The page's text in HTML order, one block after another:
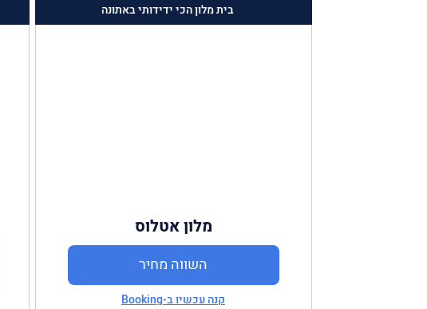
בית מלון הכי ידידותי באתונה
מלון אטלוס
השווה מחיר
קנה עכשיו ב-Booking